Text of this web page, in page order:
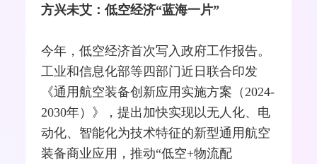
方兴未艾：低空经济“蓝海一片”
今年，低空经济首次写入政府工作报告。
工业和信息化部等四部门近日联合印发
《通用航空装备创新应用实施方案（2024-
2030年）》，提出加快实现以无人化、电
动化、智能化为技术特征的新型通用航空
装备商业应用，推动“低空+物流配